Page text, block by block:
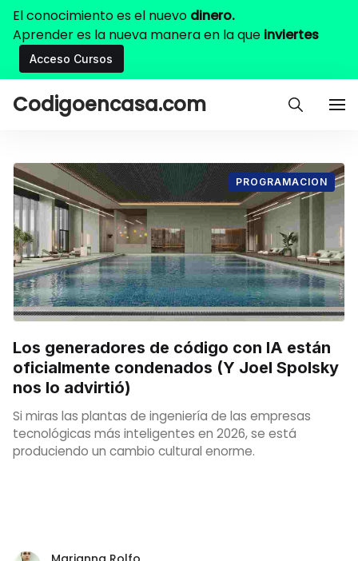
El conocimiento es el nuevo dinero.
Aprender es la nueva manera en la que inviertes
Acceso Cursos
Codigoencasa.com
PROGRAMACION
Los generadores de código con IA están
oficialmente condenados (Y Joel Spolsky
nos lo advirtió)
Si miras las plantas de ingeniería de las empresas
tecnológicas más inteligentes en 2026, se está
produciendo un cambio cultural enorme.